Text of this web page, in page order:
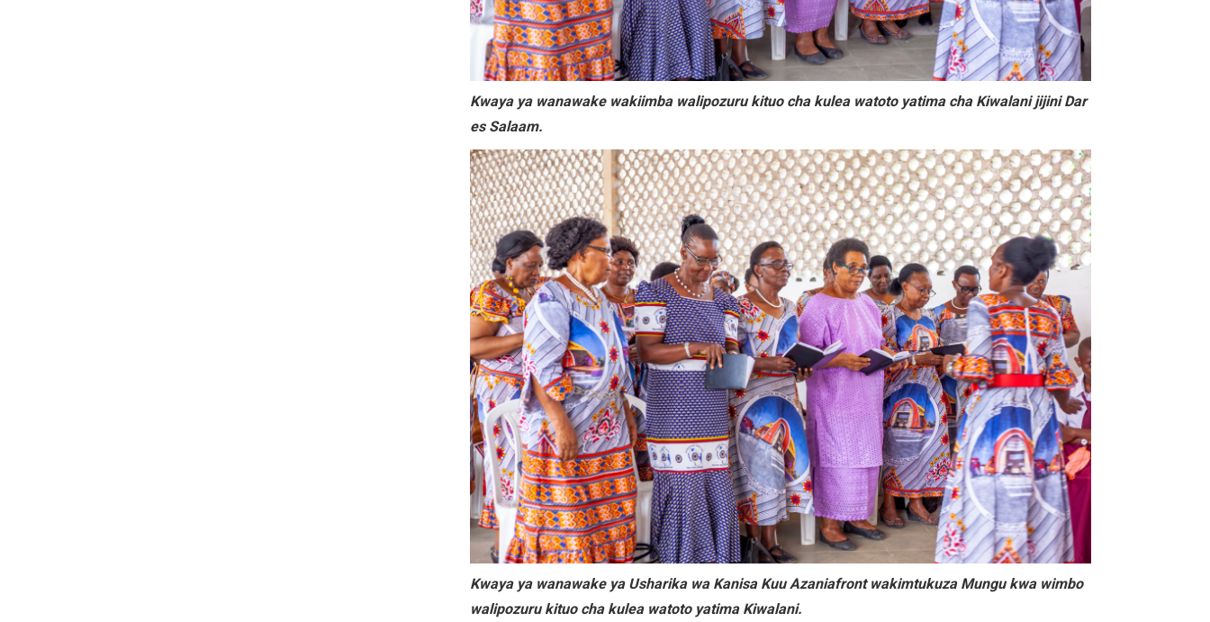
Kwaya ya wanawake wakiimba walipozuru kituo cha kulea watoto yatima cha Kiwalani jijini Dar
es Salaam.
Kwaya ya wanawake ya Usharika wa Kanisa Kuu Azaniafront wakimtukuza Mungu kwa wimbo
walipozuru kituo cha kulea watoto yatima Kiwalani.